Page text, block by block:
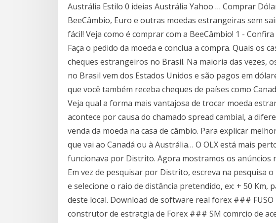
Austrália Estilo 0 ideias Austrália Yahoo … Comprar
BeeCâmbio, Euro e outras moedas estrangeiras sem
fácil! Veja como é comprar com a BeeCâmbio! 1 -
Faça o pedido da moeda e conclua a compra. Quais os
cheques estrangeiros no Brasil. Na maioria das vezes,
no Brasil vem dos Estados Unidos e são pagos em
que você também receba cheques de países como
Veja qual a forma mais vantajosa de trocar moeda
acontece por causa do chamado spread cambial, a
venda da moeda na casa de câmbio. Para explicar
que vai ao Canadá ou à Austrália… O OLX está mais
funcionava por Distrito. Agora mostramos os anúncios
Em vez de pesquisar por Distrito, escreva na pesquisa
e selecione o raio de distância pretendido, ex: + 50 Km,
deste local. Download de software real forex ###
construtor de estratgia de Forex ### SM comrcio de